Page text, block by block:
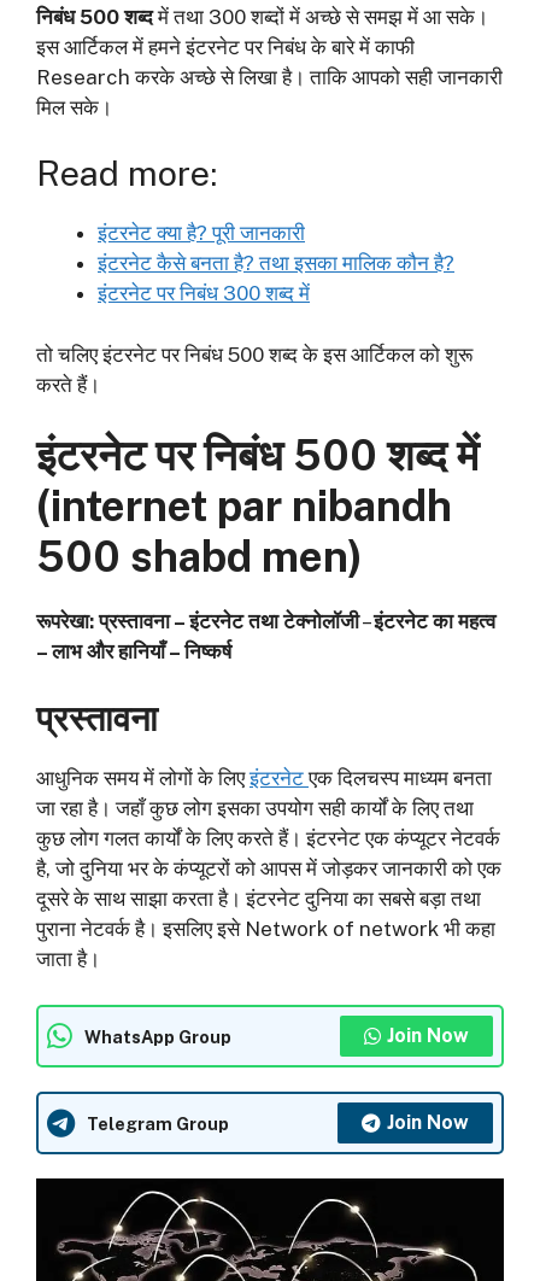
निबंध 500 शब्दमें तथा 300 शब्दों में अच्छे से समझ में आ सके।
इस आर्टिकल में हमने इंटरनेट पर निबंध के बारे में काफी
Research करके अच्छे से लिखा है। ताकि आपको सही जानकारी
मिल सके।
Read more:
इंटरनेट क्या है? पूरी जानकारी
इंटरनेट कैसे बनता है? तथा इसका मालिक कौन है?
इंटरनेट पर निबंध 300 शब्द में
तो चलिए इंटरनेट पर निबंध 500 शब्द के इस आर्टिकल को शुरू
करते हैं।
इंटरनेट पर निबंध500 शब्द में
(internet par nibandh
500 shabd men)
रूपरेखा: प्रस्तावना –इंटरनेट तथा टेक्नोलॉजी–इंटरनेट का महत्व
– लाभ और हानियाँ – निष्कर्ष
प्रस्तावना
आधुनिक समय में लोगों के लिएइंटरनेटएक दिलचस्प माध्यम बनता
जा रहा है। जहाँ कुछ लोग इसका उपयोग सही कार्यों के लिए तथा
कुछ लोग गलत कार्यों के लिए करते हैं। इंटरनेट एक कंप्यूटर नेटवर्क
है, जो दुनिया भर के कंप्यूटरों को आपस में जोड़कर जानकारी को एक
दूसरे के साथ साझा करता है। इंटरनेट दुनिया का सबसे बड़ा तथा
पुराना नेटवर्क है। इसलिए इसे Network of network भी कहा
जाता है।
WhatsApp Group Join Now
Telegram Group Join Now